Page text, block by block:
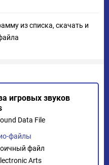
из списка, скачать и
игровых звуков
Data File
файлы
файл
Arts